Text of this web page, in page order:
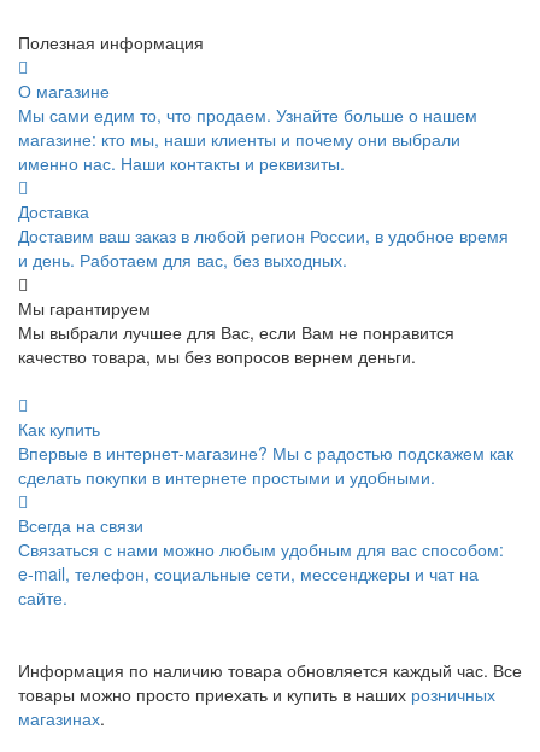
Полезная информация
О магазине
Мы сами едим то, что продаем. Узнайте больше о нашем
магазине: кто мы, наши клиенты и почему они выбрали
именно нас. Наши контакты и реквизиты.
Доставка
Доставим ваш заказ в любой регион России, в удобное время
и день. Работаем для вас, без выходных.
Мы гарантируем
Мы выбрали лучшее для Вас, если Вам не понравится
качество товара, мы без вопросов вернем деньги.
Как купить
Впервые в интернет-магазине? Мы с радостью подскажем как
сделать покупки в интернете простыми и удобными.
Всегда на связи
Связаться с нами можно любым удобным для вас способом:
e-mail, телефон, социальные сети, мессенджеры и чат на
сайте.
Информация по наличию товара обновляется каждый час. Все
товары можно просто приехать и купить в наших розничных
магазинах.